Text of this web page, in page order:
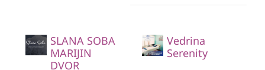
SLANA SOBA
MARIJIN
DVOR
Vedrina
Serenity